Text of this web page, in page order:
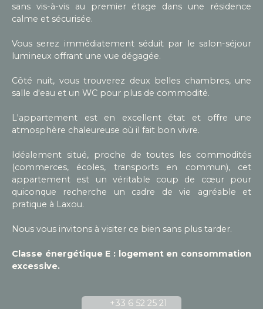
sans vis-à-vis au premier étage dans une résidence
calme et sécurisée.
Vous serez immédiatement séduit par le salon-séjour
lumineux offrant une vue dégagée.
Côté nuit, vous trouverez deux belles chambres, une
salle d'eau et un WC pour plus de commodité.
L'appartement est en excellent état et offre une
atmosphère chaleureuse où il fait bon vivre.
Idéalement situé, proche de toutes les commodités
(commerces, écoles, transports en commun), cet
appartement est un véritable coup de cœur pour
quiconque recherche un cadre de vie agréable et
pratique à Laxou.
Nous vous invitons à visiter ce bien sans plus tarder.
Classe énergétique E : logement en consommation
excessive.
+33 6 52 25 21